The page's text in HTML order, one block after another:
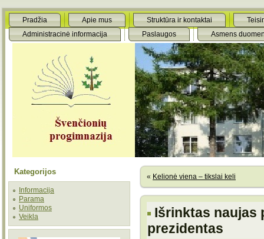
Pradžia Apie mus Struktūra ir kontaktai
Administracinė informacija
Paslaugos Asmens
Kategorijos
Informacija
Parama
Uniformos
Veikla
« Kelionė viena – tikslai keli
Išrinktas naujas
prezidentas